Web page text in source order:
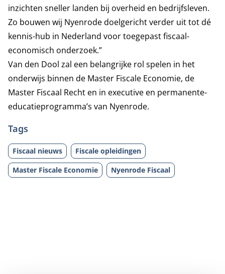
inzichten sneller landen bij overheid en bedrijfsleven.
Zo bouwen wij Nyenrode doelgericht verder uit tot dé
kennis-hub in Nederland voor toegepast fiscaal-
economisch onderzoek.”
Van den Dool zal een belangrijke rol spelen in het
onderwijs binnen de Master Fiscale Economie, de
Master Fiscaal Recht en in executive en permanente-
educatieprogramma’s van Nyenrode.
Tags
Fiscaal nieuws
Fiscale opleidingen
Master Fiscale Economie
Nyenrode Fiscaal